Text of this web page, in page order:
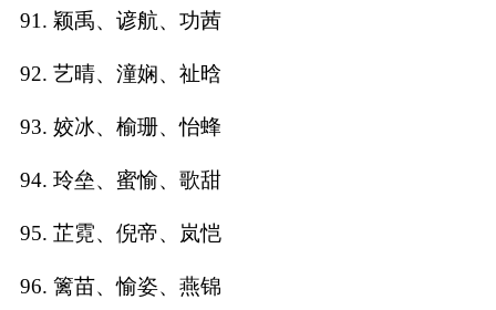
91. 颖禹、谚航、功茜
92. 艺晴、潼娴、祉晗
93. 姣冰、榆珊、怡蜂
94. 玲垒、蜜愉、歌甜
95. 芷霓、倪帝、岚恺
96. 篱苗、愉姿、燕锦